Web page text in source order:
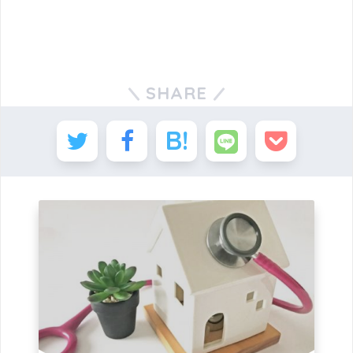
SHARE